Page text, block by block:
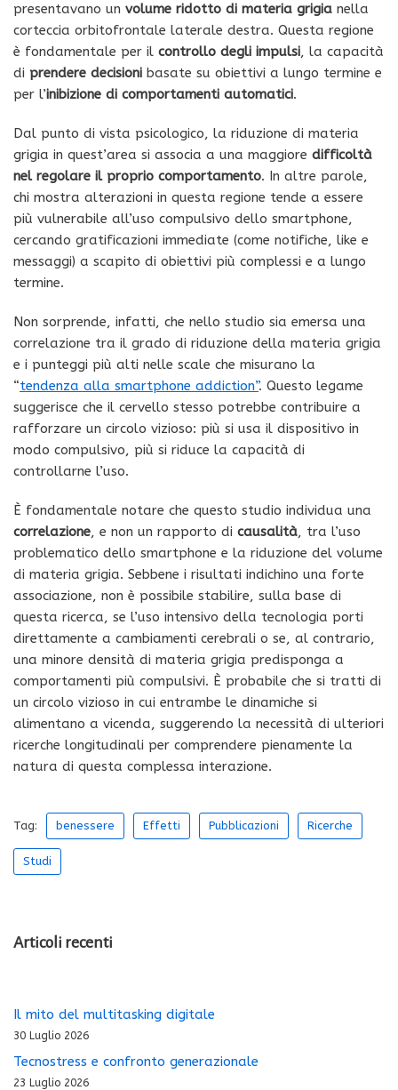
presentavano un volume ridotto di materia grigia nella
corteccia orbitofrontale laterale destra. Questa regione
è fondamentale per il controllo degli impulsi, la capacità
di prendere decisioni basate su obiettivi a lungo termine e
per l’inibizione di comportamenti automatici.
Dal punto di vista psicologico, la riduzione di materia
grigia in quest’area si associa a una maggiore difficoltà
nel regolare il proprio comportamento. In altre parole,
chi mostra alterazioni in questa regione tende a essere
più vulnerabile all’uso compulsivo dello smartphone,
cercando gratificazioni immediate (come notifiche, like e
messaggi) a scapito di obiettivi più complessi e a lungo
termine.
Non sorprende, infatti, che nello studio sia emersa una
correlazione tra il grado di riduzione della materia grigia
e i punteggi più alti nelle scale che misurano la
“tendenza alla smartphone addiction”. Questo legame
suggerisce che il cervello stesso potrebbe contribuire a
rafforzare un circolo vizioso: più si usa il dispositivo in
modo compulsivo, più si riduce la capacità di
controllarne l’uso.
È fondamentale notare che questo studio individua una
correlazione, e non un rapporto di causalità, tra l’uso
problematico dello smartphone e la riduzione del volume
di materia grigia. Sebbene i risultati indichino una forte
associazione, non è possibile stabilire, sulla base di
questa ricerca, se l’uso intensivo della tecnologia porti
direttamente a cambiamenti cerebrali o se, al contrario,
una minore densità di materia grigia predisponga a
comportamenti più compulsivi. È probabile che si tratti di
un circolo vizioso in cui entrambe le dinamiche si
alimentano a vicenda, suggerendo la necessità di ulteriori
ricerche longitudinali per comprendere pienamente la
natura di questa complessa interazione.
Tag: benessere Effetti Pubblicazioni Ricerche
Studi
Articoli recenti
Il mito del multitasking digitale
30 Luglio 2026
Tecnostress e confronto generazionale
23 Luglio 2026